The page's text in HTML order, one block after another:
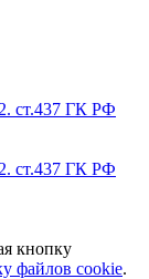
ст.437 ГК РФ
ст.437 ГК РФ
кнопку
файлов cookie.